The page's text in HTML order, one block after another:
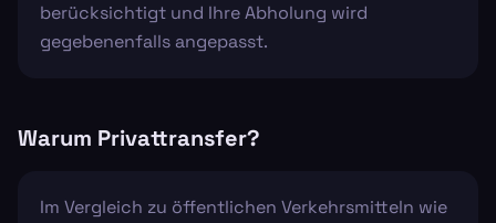
berücksichtigt und Ihre Abholung wird
gegebenenfalls angepasst.
Warum Privattransfer?
Im Vergleich zu öffentlichen Verkehrsmitteln wie